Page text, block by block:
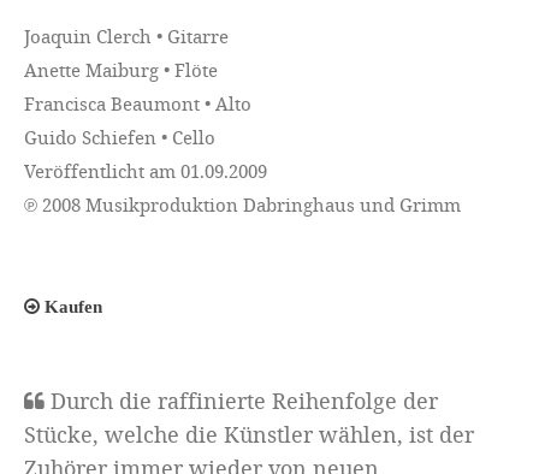
Joaquin Clerch • Gitarre
Anette Maiburg • Flöte
Francisca Beaumont • Alto
Guido Schiefen • Cello
Veröffentlicht am 01.09.2009
℗ 2008 Musikproduktion Dabringhaus und Grimm
Kaufen
Durch die raffinierte Reihenfolge der
Stücke, welche die Künstler wählen, ist der
Zuhörer immer wieder von neuen